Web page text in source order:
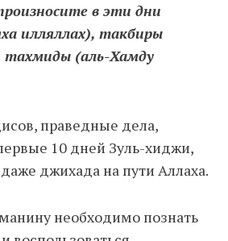
в эти дни
илляллах), такбиры
тахмиды (аль-Хамду
праведные дела,
10 дней Зуль-хиджи,
джихада на пути Аллаха.
необходимо познать